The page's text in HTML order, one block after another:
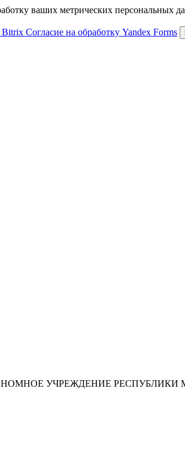
ваших метрических персональных
Bitrix Согласие на обработку Yandex Forms
УЧРЕЖДЕНИЕ РЕСПУБЛИКИ